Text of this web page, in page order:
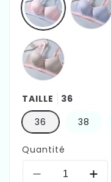
Prix
habituel
€19,99
TAILLE
36
36
38
Quantité
Réduire